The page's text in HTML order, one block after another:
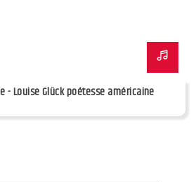
- Louise Glück poétesse américaine